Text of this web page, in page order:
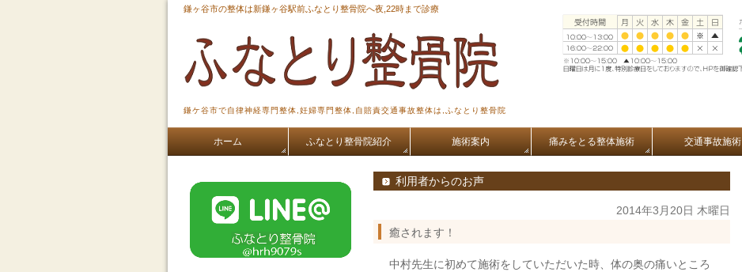
鎌ヶ谷市の整体は新鎌ヶ谷駅前ふなとり整骨院へ夜,22時まで診療
鎌ケ谷市で自律神経専門整体,妊婦専門整体,自賠責交通事故整体は,ふなとり整骨院
ホーム ふなとり整骨院紹介 施術案内 痛みをとる整体施術 交通事故施術
利用者からのお声
2014年3月20日 木曜日
癒されます！
中村先生に初めて施術をしていただいた時、体の奥の痛いところ